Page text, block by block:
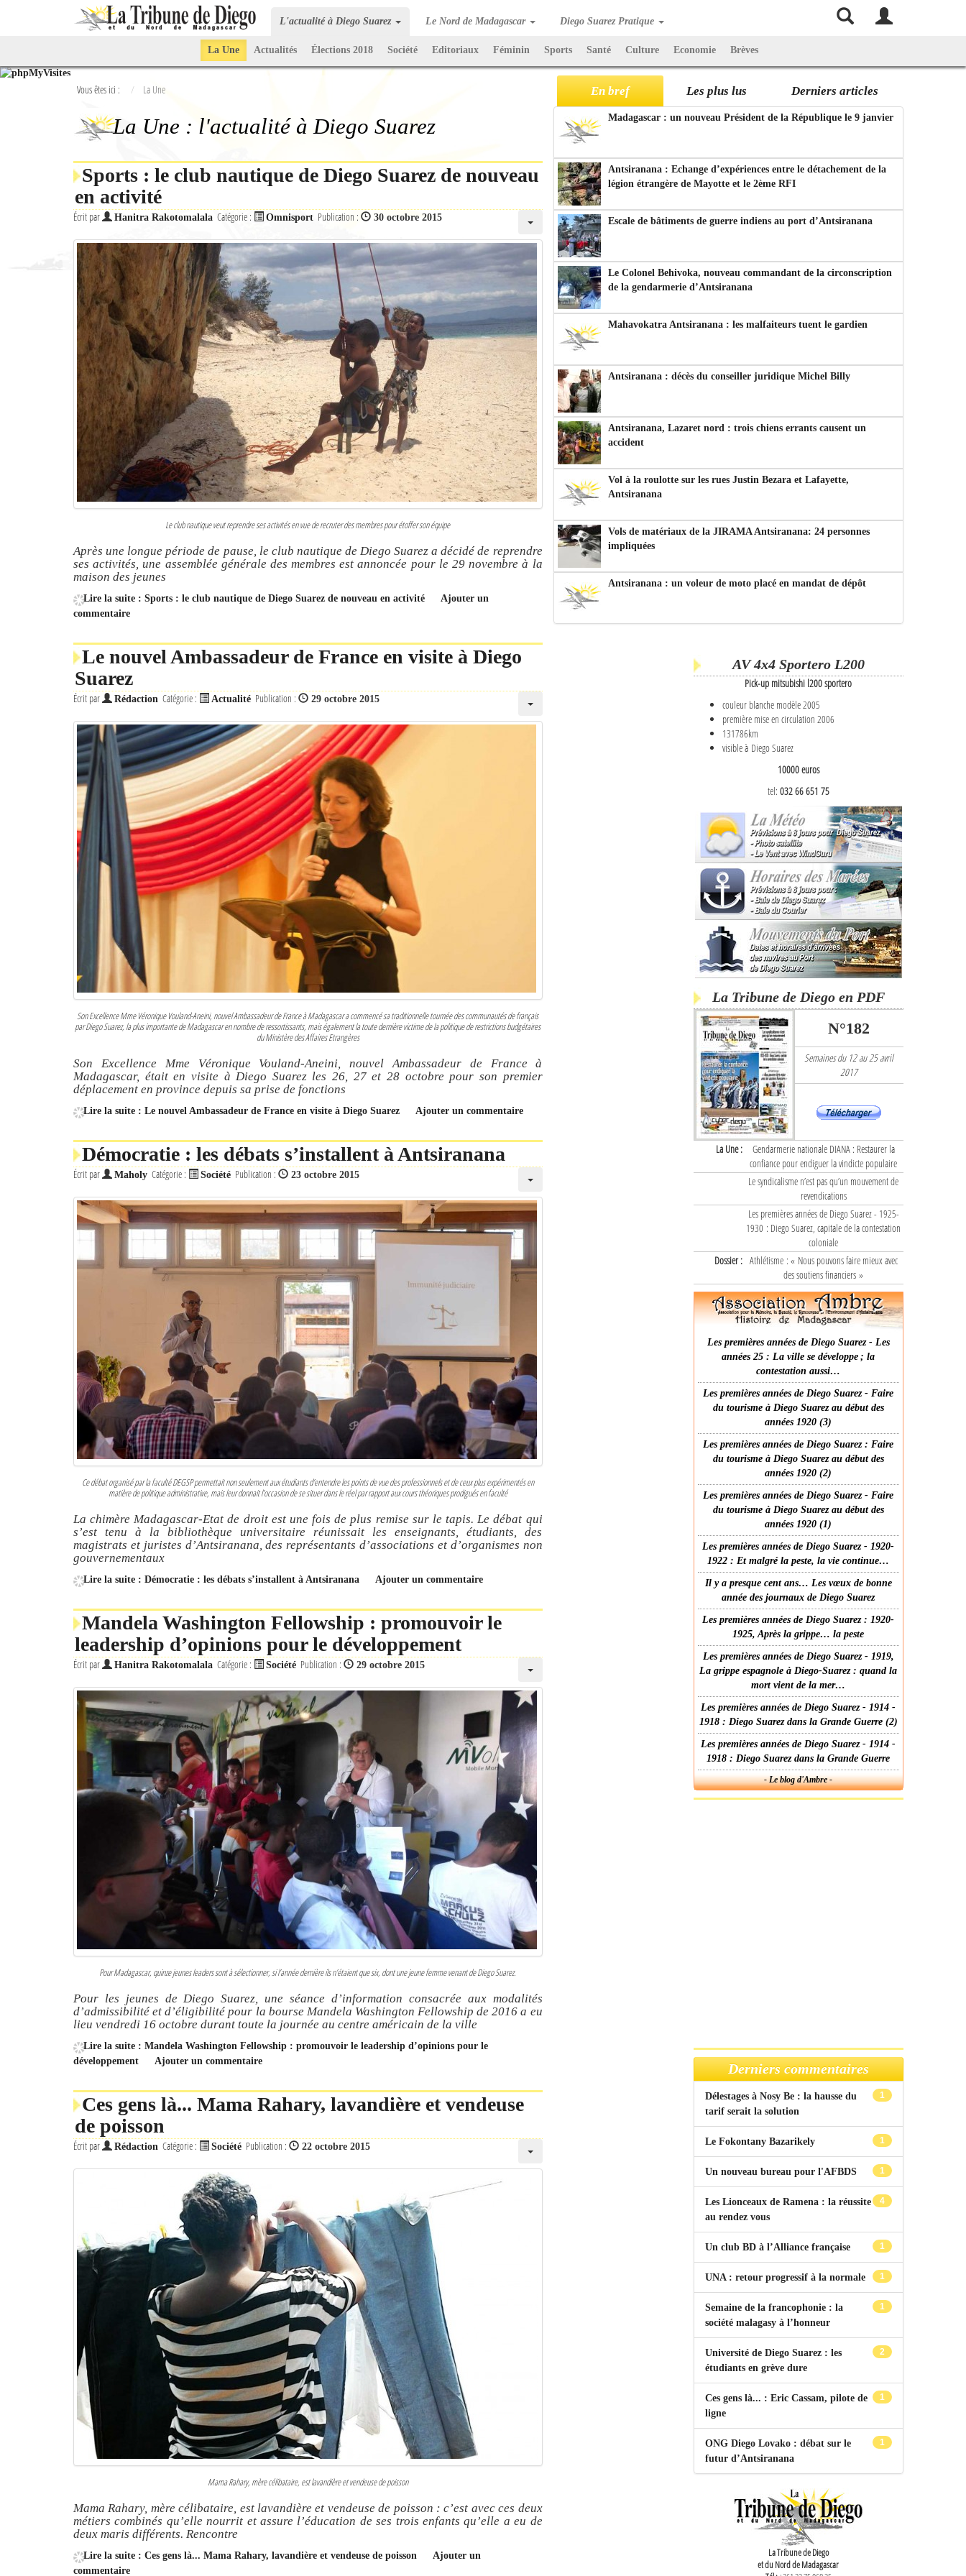
L'actualité à Diego Suarez Le Nord de Madagascar Diego Suarez Pratique
La Une Actualités Élections 2018 Société Editoriaux Féminin Sports Santé Culture Economie Brèves
Vous êtes ici : La Une
La Une : l'actualité à Diego Suarez
Sports : le club nautique de Diego Suarez de nouveau
en activité
Écrit par Hanitra Rakotomalala Catégorie : Omnisport Publication : 30 octobre 2015
Le club nautique veut reprendre ses activités en vue de recruter des membres pour étoffer son équipe
Après une longue période de pause, le club nautique de Diego Suarez a décidé de reprendre
ses activités, une assemblée générale des membres est annoncée pour le 29 novembre à la
maison des jeunes
Lire la suite : Sports : le club nautique de Diego Suarez de nouveau en activité
Ajouter un
commentaire
Le nouvel Ambassadeur de France en visite à Diego
Suarez
Écrit par Rédaction Catégorie : Actualité Publication : 29 octobre 2015
Son Excellence Mme Véronique Vouland-Aneini, nouvel Ambassadeur de France à Madagascar a commencé sa traditionnelle tournée des communautés de français
par Diego Suarez, la plus importante de Madagascar en nombre de ressortissants, mais également la toute dernière victime de la politique de restrictions budgétaires
du Ministère des Affaires Etrangères
Son Excellence Mme Véronique Vouland-Aneini, nouvel Ambassadeur de France à
Madagascar, était en visite à Diego Suarez les 26, 27 et 28 octobre pour son premier
déplacement en province depuis sa prise de fonctions
Lire la suite : Le nouvel Ambassadeur de France en visite à Diego Suarez Ajouter un commentaire
Démocratie : les débats s’installent à Antsiranana
Écrit par Maholy Catégorie : Société Publication : 23 octobre 2015
Ce débat organisé par la faculté DEGSP permettait non seulement aux étudiants d’entendre les points de vue des professionnels et de ceux plus expérimentés en
matière de politique administrative, mais leur donnait l’occasion de se situer dans le réel par rapport aux cours théoriques prodigués en faculté
La chimère Madagascar-Etat de droit est une fois de plus remise sur le tapis. Le débat qui
s’est tenu à la bibliothèque universitaire réunissait les enseignants, étudiants, des
magistrats et juristes d’Antsiranana, des représentants d’associations et d’organismes non
gouvernementaux
Lire la suite : Démocratie : les débats s’installent à Antsiranana Ajouter un commentaire
Mandela Washington Fellowship : promouvoir le
leadership d’opinions pour le développement
Écrit par Hanitra Rakotomalala Catégorie : Société Publication : 29 octobre 2015
Pour Madagascar, quinze jeunes leaders sont à sélectionner, si l’année dernière ils n’étaient que six, dont une jeune femme venant de Diego Suarez.
Pour les jeunes de Diego Suarez, une séance d’information consacrée aux modalités
d’admissibilité et d’éligibilité pour la bourse Mandela Washington Fellowship de 2016 a eu
lieu vendredi 16 octobre durant toute la journée au centre américain de la ville
Lire la suite : Mandela Washington Fellowship : promouvoir le leadership d’opinions pour le
développement
Ajouter un commentaire
Ces gens là... Mama Rahary, lavandière et vendeuse
de poisson
Écrit par Rédaction Catégorie : Société Publication : 22 octobre 2015
Mama Rahary, mère célibataire, est lavandière et vendeuse de poisson
Mama Rahary, mère célibataire, est lavandière et vendeuse de poisson : c’est avec ces deux
métiers combinés qu’elle nourrit et assure l’éducation de ses trois enfants qu’elle a eu de
deux maris différents. Rencontre
Lire la suite : Ces gens là... Mama Rahary, lavandière et vendeuse de poisson
Ajouter un
commentaire
En bref Les plus lus Derniers articles
Madagascar : un nouveau Président de la République le 9 janvier
Antsiranana : Echange d’expériences entre le détachement de la
légion étrangère de Mayotte et le 2ème RFI
Escale de bâtiments de guerre indiens au port d’Antsiranana
Le Colonel Behivoka, nouveau commandant de la circonscription
de la gendarmerie d’Antsiranana
Mahavokatra Antsiranana : les malfaiteurs tuent le gardien
Antsiranana : décès du conseiller juridique Michel Billy
Antsiranana, Lazaret nord : trois chiens errants causent un
accident
Vol à la roulotte sur les rues Justin Bezara et Lafayette,
Antsiranana
Vols de matériaux de la JIRAMA Antsiranana: 24 personnes
impliquées
Antsiranana : un voleur de moto placé en mandat de dépôt
AV 4x4 Sportero L200
Pick-up mitsubishi l200 sportero
couleur blanche modèle 2005
première mise en circulation 2006
131786km
visible à Diego Suarez
10000 euros
tel: 032 66 651 75
La Tribune de Diego en PDF
N°182
Semaines du 12 au 25 avril
2017
La Une :
Gendarmerie nationale DIANA : Restaurer la
confiance pour endiguer la vindicte populaire
Le syndicalisme n’est pas qu’un mouvement de
revendications
Les premières années de Diego Suarez - 1925-
1930 : Diego Suarez, capitale de la contestation
coloniale
Dossier : Athlétisme : « Nous pouvons faire mieux avec
des soutiens financiers »
Les premières années de Diego Suarez - Les
années 25 : La ville se développe ; la
contestation aussi…
Les premières années de Diego Suarez - Faire
du tourisme à Diego Suarez au début des
années 1920 (3)
Les premières années de Diego Suarez : Faire
du tourisme à Diego Suarez au début des
années 1920 (2)
Les premières années de Diego Suarez - Faire
du tourisme à Diego Suarez au début des
années 1920 (1)
Les premières années de Diego Suarez - 1920-
1922 : Et malgré la peste, la vie continue…
Il y a presque cent ans… Les vœux de bonne
année des journaux de Diego Suarez
Les premières années de Diego Suarez : 1920-
1925, Après la grippe… la peste
Les premières années de Diego Suarez - 1919,
La grippe espagnole à Diego-Suarez : quand la
mort vient de la mer…
Les premières années de Diego Suarez - 1914 -
1918 : Diego Suarez dans la Grande Guerre (2)
Les premières années de Diego Suarez - 1914 -
1918 : Diego Suarez dans la Grande Guerre
- Le blog d'Ambre -
Derniers commentaires
1
Délestages à Nosy Be : la hausse du
tarif serait la solution
1
Le Fokontany Bazarikely
1
Un nouveau bureau pour l'AFBDS
4
Les Lionceaux de Ramena : la réussite
au rendez vous
1
Un club BD à l’Alliance française
1
UNA : retour progressif à la normale
1
Semaine de la francophonie : la
société malagasy à l’honneur
2
Université de Diego Suarez : les
étudiants en grève dure
1
Ces gens là... : Eric Cassam, pilote de
ligne
1
ONG Diego Lovako : débat sur le
futur d’Antsiranana
La Tribune de Diego
et du Nord de Madagascar